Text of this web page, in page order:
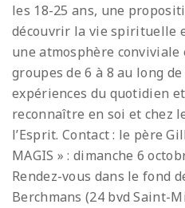
les 18-25 ans, une
découvrir la vie spirituelle
une atmosphère
groupes de 6 à 8 au long
expériences du quotidien
reconnaître en soi et chez
l’Esprit. Contact : le père
MAGIS » : dimanche 6
Rendez-vous dans le fond
Berchmans (24 bvd Saint-